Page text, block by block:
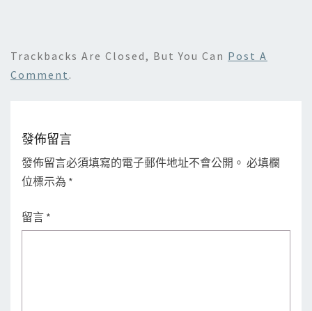
Trackbacks Are Closed, But You Can Post A
Comment .
發佈留言
發佈留言必須填寫的電子郵件地址不會公開。 必填欄
位標示為 *
留言 *